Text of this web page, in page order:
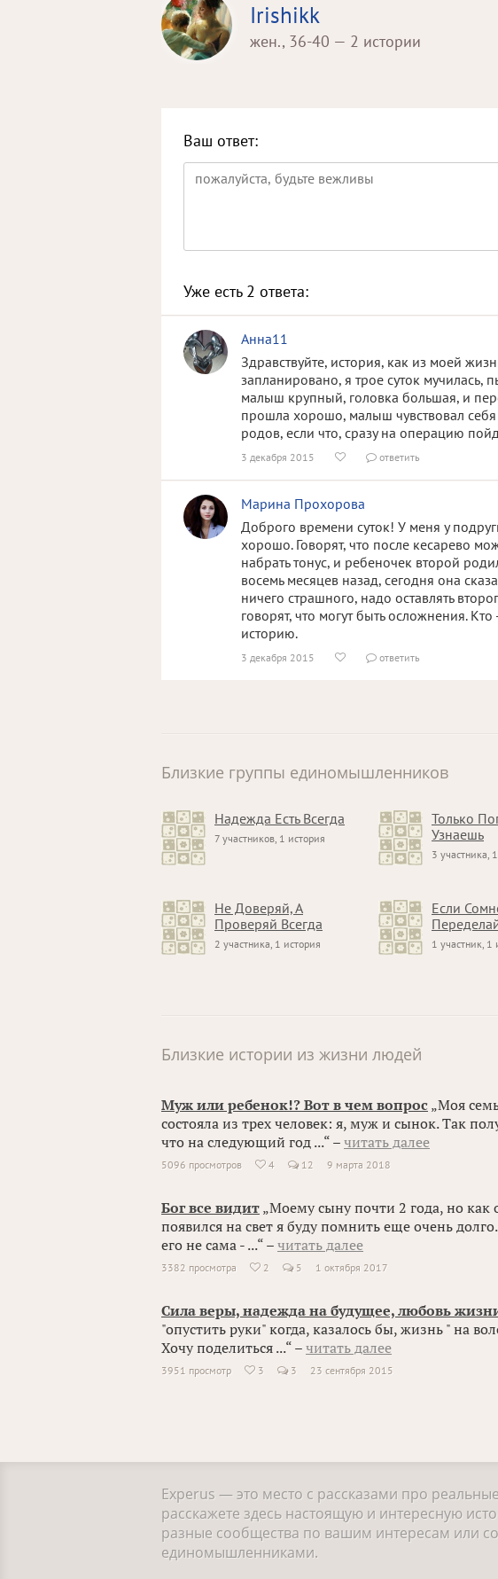
Irishikk
жен., 36-40 — 2 истории
Ваш ответ:
Уже есть 2 ответа:
Анна11
Здравствуйте, история, как из моей
запланировано, я трое суток мучилась,
малыш крупный, головка большая, и
прошла хорошо, малыш чувствовал
родов, если что, сразу на операцию
3 декабря 2015   ответить
Марина Прохорова
Доброго времени суток! У меня у
хорошо. Говорят, что после кесарево
набрать тонус, и ребеночек второй
восемь месяцев назад, сегодня она
ничего страшного, надо оставлять
говорят, что могут быть осложнения.
историю.
3 декабря 2015   ответить
Близкие группы единомышленников
Надежда Есть Всегда
7 участников, 1 история
Только
Узнаешь
3 участника,
Не Доверяй, А
Проверяй Всегда
2 участника, 1 история
Если
1 участник, 1
Близкие истории из жизни людей
Муж или ребенок!? Вот в чем вопрос „Моя
состояла из трех человек: я, муж и сынок. Так
что на следующий год ...“ – читать далее
5096 просмотров  4 12 9 марта 2018
Бог все видит „Моему сыну почти 2 года, но как
появился на свет я буду помнить еще очень
его не сама - ...“ – читать далее
3382 просмотра  2 5 1 октября 2017
Сила веры, надежда на будущее, любовь
"опустить руки" когда, казалось бы, жизнь " на
Хочу поделиться ...“ – читать далее
3951 просмотр  3 3 23 сентября 2015
Experus — это место с рассказами про
расскажете здесь настоящую и интересную
разные сообщества по вашим интересам или
единомышленниками.